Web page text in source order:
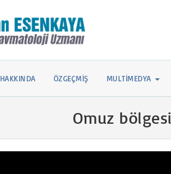
HAKKINDA ÖZGEÇMIŞ MULTIMEDYA
Omuz